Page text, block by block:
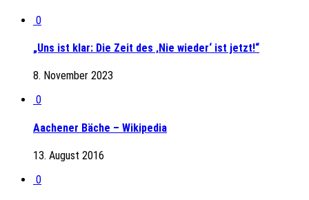
0
„Uns ist klar: Die Zeit des ‚Nie wieder‘ ist jetzt!“
8. November 2023
0
Aachener Bäche – Wikipedia
13. August 2016
0